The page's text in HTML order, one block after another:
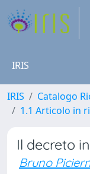
IRIS
IRIS Catalogo
1.1 Articolo in
Il decreto
Bruno